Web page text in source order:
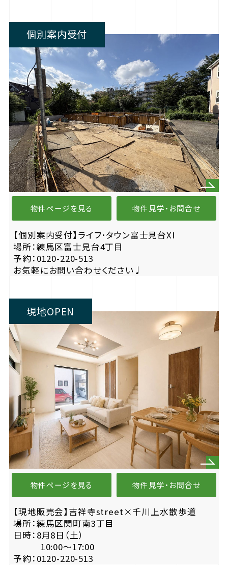
個別案内受付
物件ページを見る 物件見学・お問合せ
【個別案内受付】ライフ･タウン富士見台XI
場所：練馬区富士見台4丁目
予約：0120-220-513
お気軽にお問い合わせください♩
現地OPEN
物件ページを見る 物件見学・お問合せ
【現地販売会】吉祥寺street×千川上水散歩道
場所：練馬区関町南3丁目
日時：8月8日（土）
10:00〜17:00
予約：0120-220-513